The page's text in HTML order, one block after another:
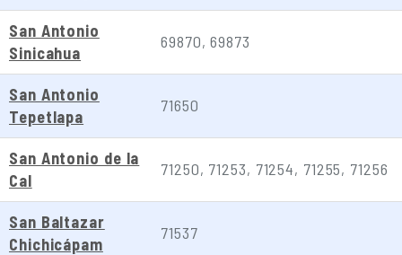
San Antonio
Sinicahua
69870, 69873
San Antonio
Tepetlapa
71650
San Antonio de la
Cal
71250, 71253, 71254, 71255, 71256
San Baltazar
Chichicápam
71537